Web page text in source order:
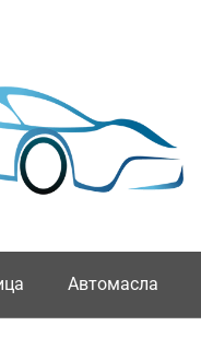
Автомасла